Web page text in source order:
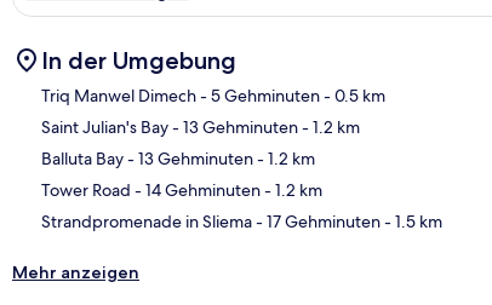
In der Umgebung
Triq Manwel Dimech- 5 Gehminuten- 0.5 km
Saint Julian's Bay- 13 Gehminuten- 1.2 km
Balluta Bay- 13 Gehminuten- 1.2 km
Tower Road - 14 Gehminuten- 1.2 km
Strandpromenade in Sliema- 17 Gehminuten- 1.5 km
Mehr anzeigen